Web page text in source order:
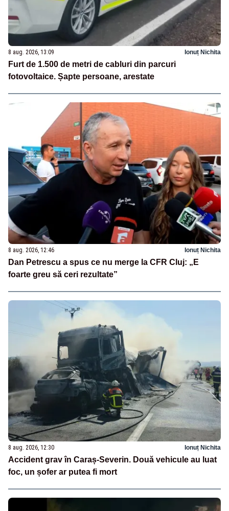
8 aug. 2026, 13:09 Ionuț Nichita
Furt de 1.500 de metri de cabluri din parcuri
fotovoltaice. Șapte persoane, arestate
8 aug. 2026, 12:46 Ionuț Nichita
Dan Petrescu a spus ce nu merge la CFR Cluj: „E
foarte greu să ceri rezultate”
8 aug. 2026, 12:30 Ionuț Nichita
Accident grav în Caraș-Severin. Două vehicule au luat
foc, un șofer ar putea fi mort